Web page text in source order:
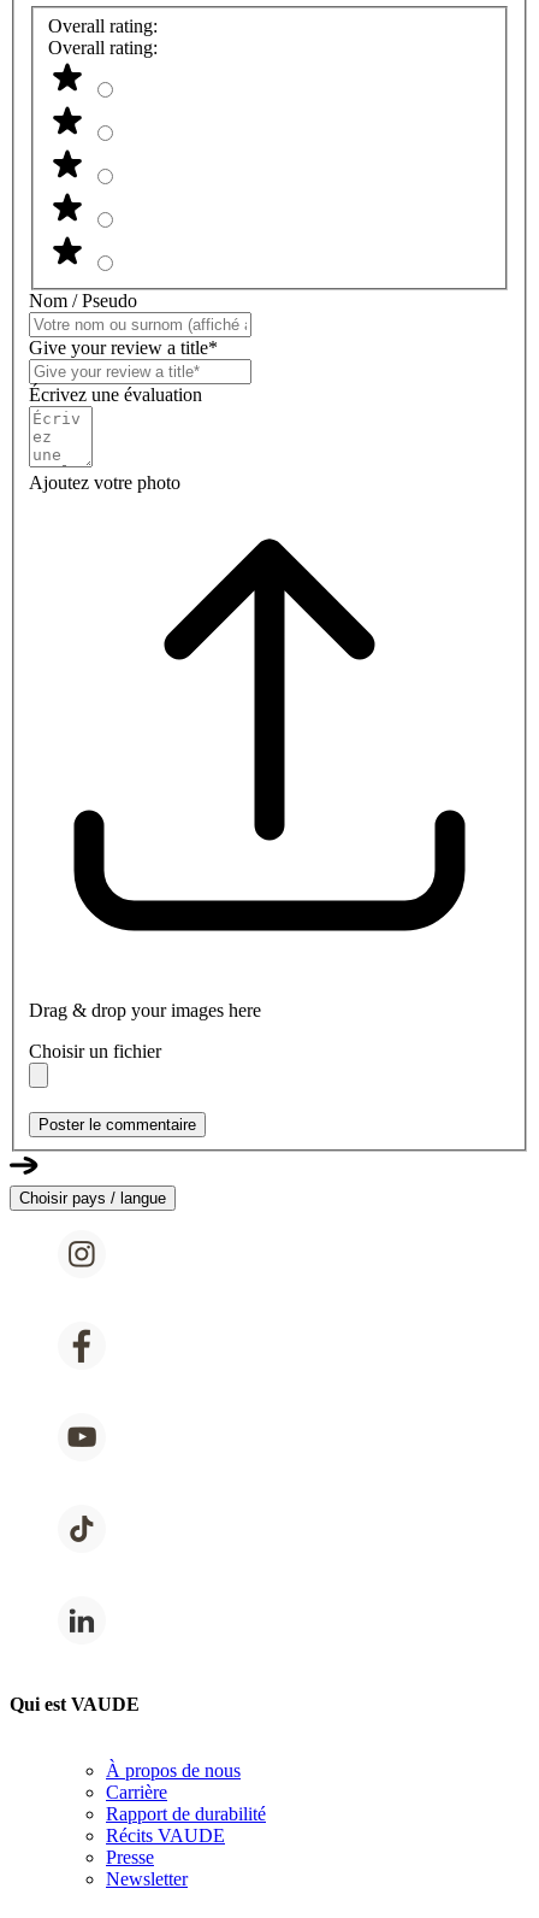
Overall rating:
Overall rating:
Nom / Pseudo
Give your review a title*
Écrivez une évaluation
Ajoutez votre photo
Drag & drop your images here
Choisir un fichier
Poster le commentaire
Choisir pays / langue
Qui est VAUDE
À propos de nous
Carrière
Rapport de durabilité
Récits VAUDE
Presse
Newsletter